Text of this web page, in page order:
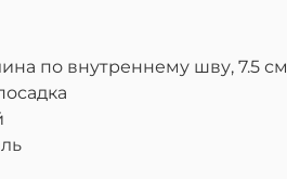
по внутреннему шву, 7.5 см